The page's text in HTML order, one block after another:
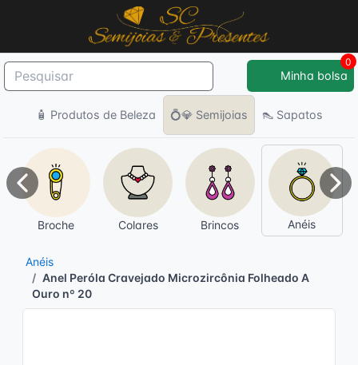
🧴 Produtos de Beleza 💍💎 Semijoias 👠 Sapatos
Minha bolsa
0
Broche Colares Brincos Anéis
Anterior
Anéis
Anel Peróla Cravejado Microzircônia Folheado A
Ouro nº 20